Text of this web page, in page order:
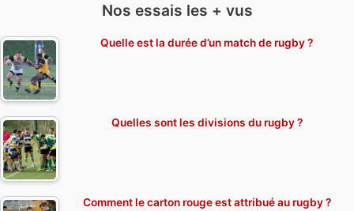
Nos essais les + vus
Quelle est la durée d’un match de rugby ?
Quelles sont les divisions du rugby ?
Comment le carton rouge est attribué au rugby ?